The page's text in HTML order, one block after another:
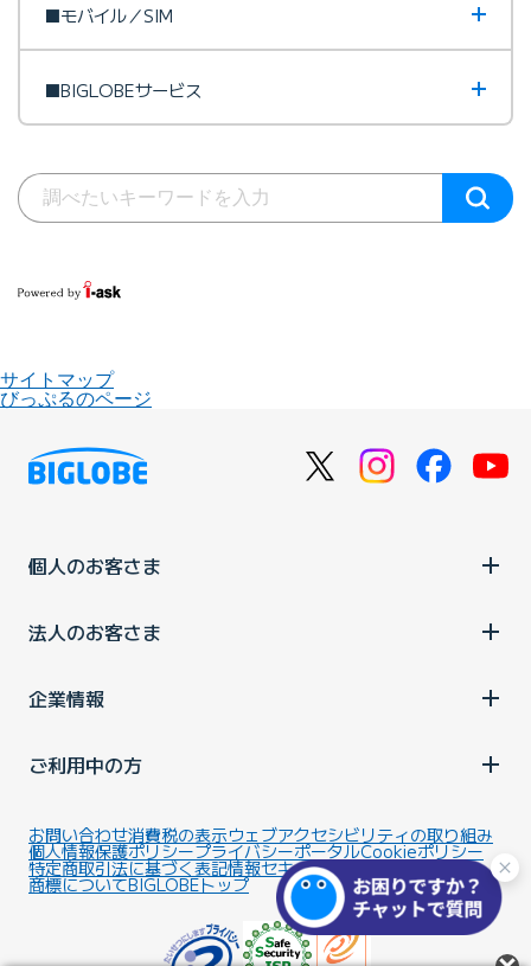
■モバイル／SIM
■BIGLOBEサービス
サイトマップ
びっぷるのページ
個人のお客さま
法人のお客さま
企業情報
ご利用中の方
お問い合わせ消費税の表示ウェブアクセシビリティの取り組み
個人情報保護ポリシープライバシーポータルCookieポリシー
特定商取引法に基づく表記情報セキュリティ基本方針
商標についてBIGLOBEトップ